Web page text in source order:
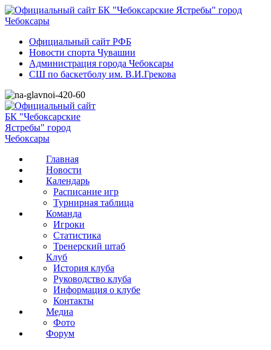
Официальный сайт РФБ
Новости спорта Чувашии
Администрация города Чебоксары
СШ по баскетболу им. В.И.Грекова
Главная
Новости
Календарь
Расписание игр
Турнирная таблица
Команда
Игроки
Статистика
Тренерский штаб
Клуб
История клуба
Руководство клуба
Информация о клубе
Контакты
Медиа
Фото
Форум